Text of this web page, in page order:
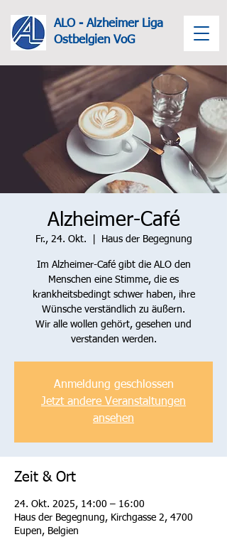
ALO - Alzheimer Liga
Ostbelgien VoG
Alzheimer-Café
Fr., 24. Okt. Haus der Begegnung
Im Alzheimer-Café gibt die ALO den
Menschen eine Stimme, die es
krankheitsbedingt schwer haben, ihre
Wünsche verständlich zu äußern.
Wir alle wollen gehört, gesehen und
verstanden werden.
Anmeldung geschlossen
Jetzt andere Veranstaltungen
ansehen
Zeit & Ort
24. Okt. 2025, 14:00 – 16:00
Haus der Begegnung, Kirchgasse 2, 4700
Eupen, Belgien